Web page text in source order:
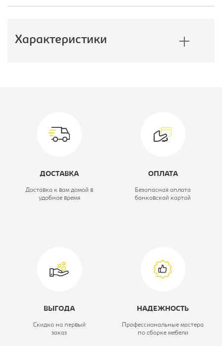
Характеристики
160 с под.
Вид кровати: Кровать
Глубина, мм: 2110
ДОСТАВКА
Доставка к вам домой в
удобное время
ОПЛАТА
Безопасная оплата
банковской картой
ВЫГОДА
Скидка на первый
заказ
НАДЕЖНОСТЬ
Профессиональные мастера
по сборке мебели